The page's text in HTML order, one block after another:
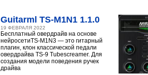
Guitarml TS-M1N1 1.1.0
19 ФЕВРАЛЯ 2022
Бесплатный овердрайв на основе
нейросетиTS-M1N3 — это гитарный
плагин, клон классической педали
овердрайва TS-9 Tubescreamer. Для
создания модели поведения ручек
драйва